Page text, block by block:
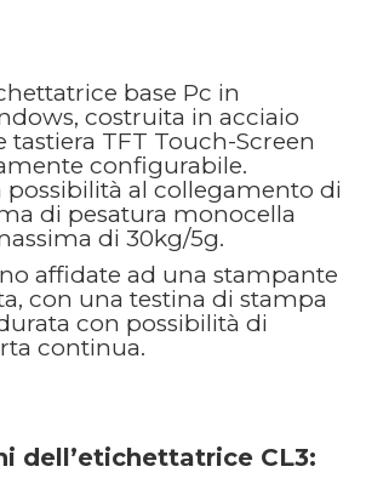
base Pc in
costruita in acciaio
tastiera TFT Touch-Screen
configurabile.
possibilità al collegamento di
di pesatura monocella
di 30kg/5g.
affidate ad una stampante
con una testina di stampa
con possibilità di
continua.
dell’etichettatrice CL3: